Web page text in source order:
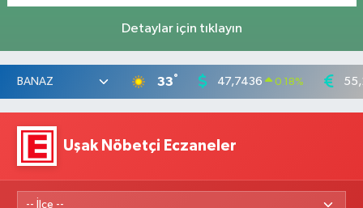
Detaylar için tıklayın
33° 47,7436 0.18%
Uşak Nöbetçi Eczaneler